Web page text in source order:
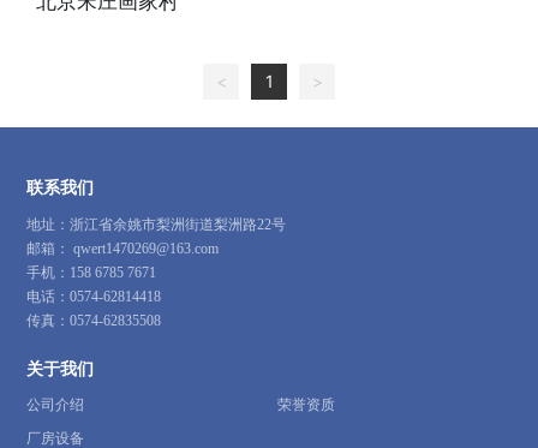
< 1 >
联系我们
地址：浙江省余姚市梨洲街道梨洲路22号
邮箱：qwert1470269@163.com
手机： 158 6785 7671
电话：0574-62814418
传真：0574-62835508
关于我们
公司介绍
荣誉资质
厂房设备